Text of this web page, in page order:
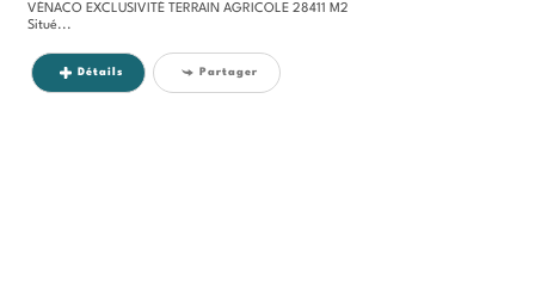
VÉNACO EXCLUSIVITÉ TERRAIN AGRICOLE 28411 M2
Situé...
Détails Partager